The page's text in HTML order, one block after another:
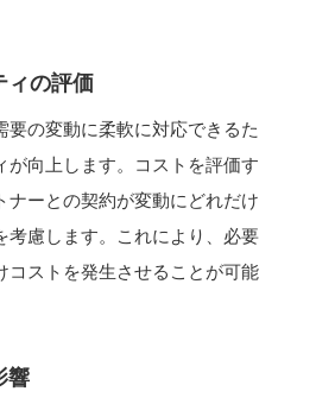
ィの評価
要の変動に柔軟に対応できるた
が向上します。コストを評価す
ナーとの契約が変動にどれだけ
考慮します。これにより、必要
コストを発生させることが可能
響